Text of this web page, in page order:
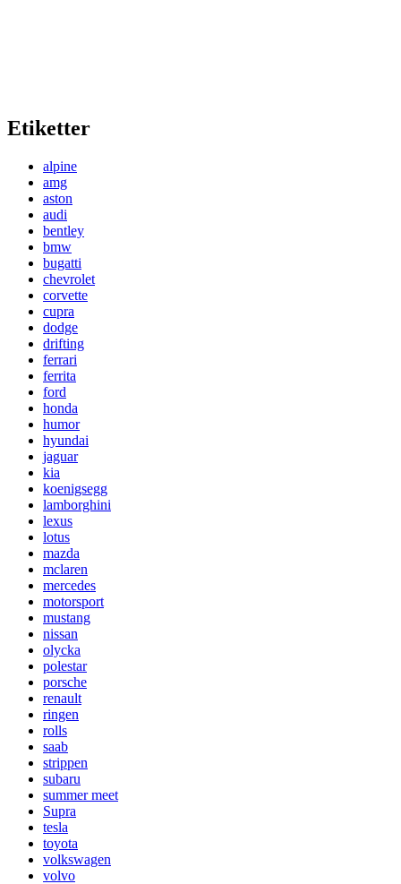
Etiketter
alpine
amg
aston
audi
bentley
bmw
bugatti
chevrolet
corvette
cupra
dodge
drifting
ferrari
ferrita
ford
honda
humor
hyundai
jaguar
kia
koenigsegg
lamborghini
lexus
lotus
mazda
mclaren
mercedes
motorsport
mustang
nissan
olycka
polestar
porsche
renault
ringen
rolls
saab
strippen
subaru
summer meet
Supra
tesla
toyota
volkswagen
volvo